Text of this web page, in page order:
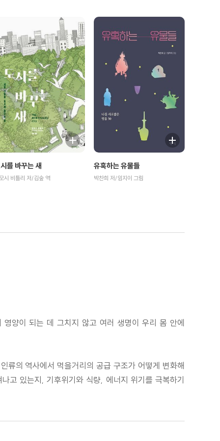
를 바꾸는 새
시 비틀리 저/김숲 역
유혹하는 유물들
박찬희 저/임지이 그림
양이 되는 데 그치지 않고 여러 생명이 우리 몸 안에
류의 역사에서 먹을거리의 공급 구조가 어떻게 변화해
고 있는지, 기후위기와 식량, 에너지 위기를 극복하기